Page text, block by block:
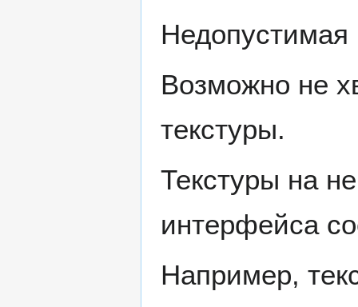
Недопустимая
Возможно не
текстуры.
Текстуры на
интерфейса
Например,